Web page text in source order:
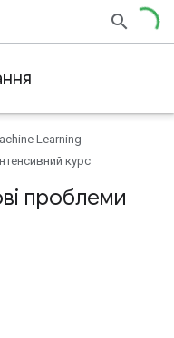
Learning
курс
проблеми